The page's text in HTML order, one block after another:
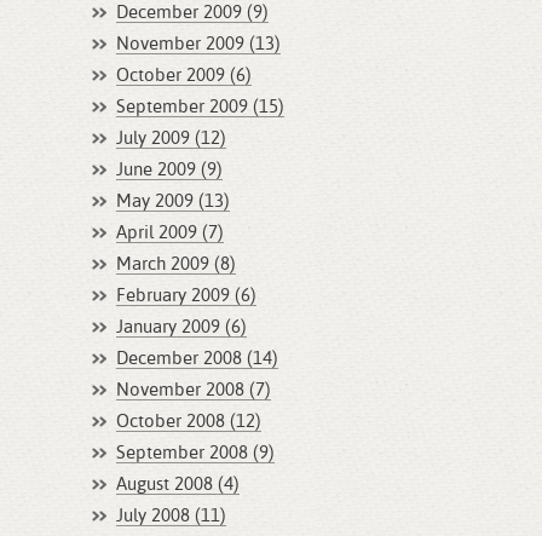
December 2009 (9)
November 2009 (13)
October 2009 (6)
September 2009 (15)
July 2009 (12)
June 2009 (9)
May 2009 (13)
April 2009 (7)
March 2009 (8)
February 2009 (6)
January 2009 (6)
December 2008 (14)
November 2008 (7)
October 2008 (12)
September 2008 (9)
August 2008 (4)
July 2008 (11)